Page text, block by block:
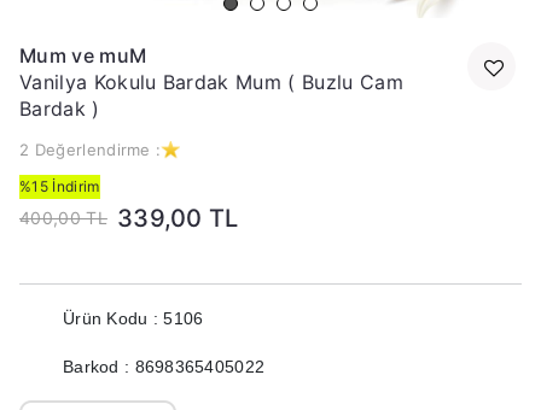
Mum ve muM
Vanilya Kokulu Bardak Mum ( Buzlu Cam
Bardak )
2 Değerlendirme :
%15 İndirim
400,00 TL 339,00 TL
Ürün Kodu : 5106
Barkod : 8698365405022